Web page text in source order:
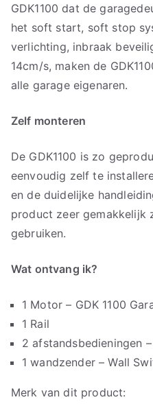
GDK1100 dat de
het soft start, soft stop
verlichting, inbraak
14cm/s, maken de
alle garage eigenaren.
Zelf monteren
De GDK1100 is zo
eenvoudig zelf te
en de duidelijke
product zeer gemakkelijk
gebruiken.
Wat ontvang ik?
1 Motor – GDK 1100
1 Rail
2 afstandsbedieningen
1 wandzender – Wall
Merk van dit product: